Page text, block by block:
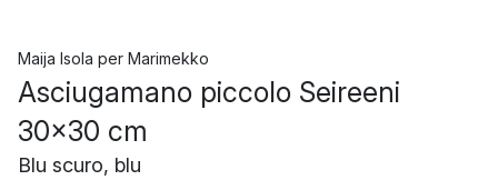
Maija Isola per Marimekko
Asciugamano piccolo Seireeni
30x30 cm
Blu scuro, blu